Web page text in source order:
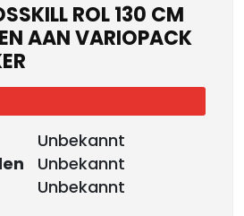
ROL 130 CM
AAN VARIOPACK
Unbekannt
Unbekannt
Unbekannt